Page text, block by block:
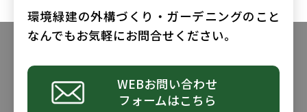
環境緑建の外構づくり・ガーデニングのこと
なんでもお気軽にお問合せください。
WEBお問い合わせ
フォームはこちら